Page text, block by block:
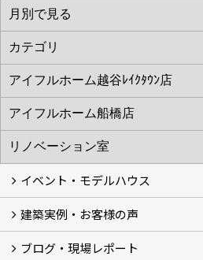
イベント・モデルハウス
イベント
モデルハウス見学
建築実例・お客様の声
建築実例
お客様の声
ブログ・現場レポート